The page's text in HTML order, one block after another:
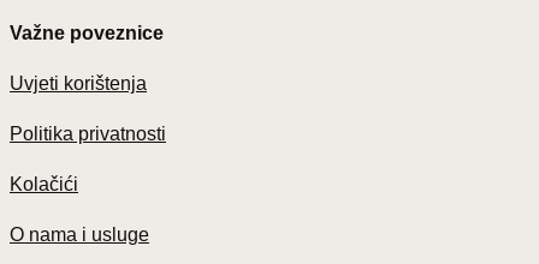
Važne poveznice
Uvjeti korištenja
Politika privatnosti
Kolačići
O nama i usluge